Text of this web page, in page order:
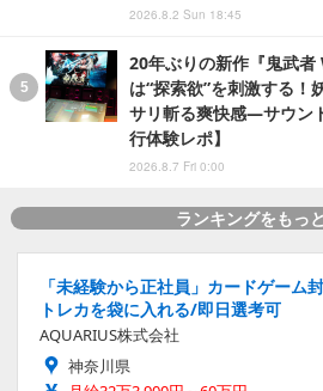
2026.8.2 Sun 18:45
20年ぶりの新作『鬼武
は“探索欲”を刺激する！
サリ斬る爽快感―サウン
行体験レポ】
2026.8.7 Fri 0:00
ランキングをもっ
「未経験から正社員」カードゲーム
トレカを袋に入れる/即日選考可
AQUARIUS株式会社
神奈川県